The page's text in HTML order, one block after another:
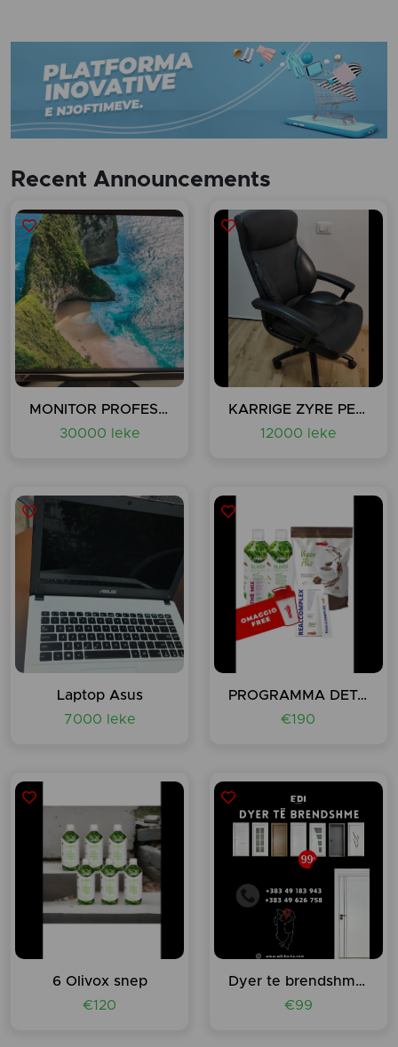
Recent Announcements
MONITOR PROFESIONAL 31.5" 4K LCD
30000 leke
KARRIGE ZYRE PER PC
12000 leke
Laptop Asus
7000 leke
PROGRAMMA DETOX VANIGLIA - OLIVOX 2PZ
€190
6 Olivox snep
€120
Dyer te brendshme - Prizren
€99